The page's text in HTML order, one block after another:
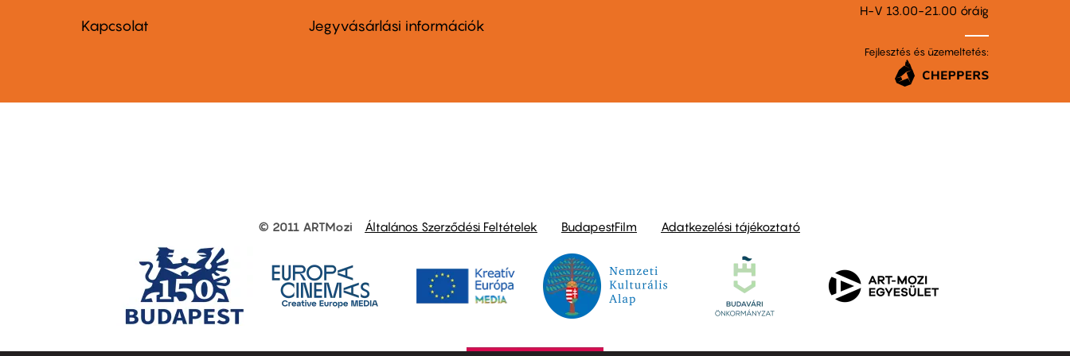
menu
Kapcsolat
menu
Jegyvásárlási információk
H-V 13.00-21.00 óráig
Fejlesztés és üzemeltetés:
other
© 2011 ARTMozi Általános Szerződési Feltételek BudapestFilm Adatkezelési tájékoztató